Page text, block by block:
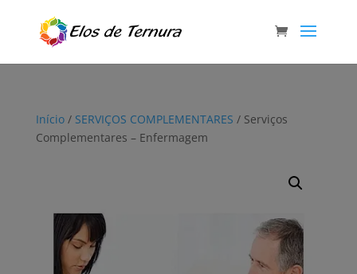
Início/ SERVIÇOS COMPLEMENTARES / Serviços
Complementares – Enfermagem